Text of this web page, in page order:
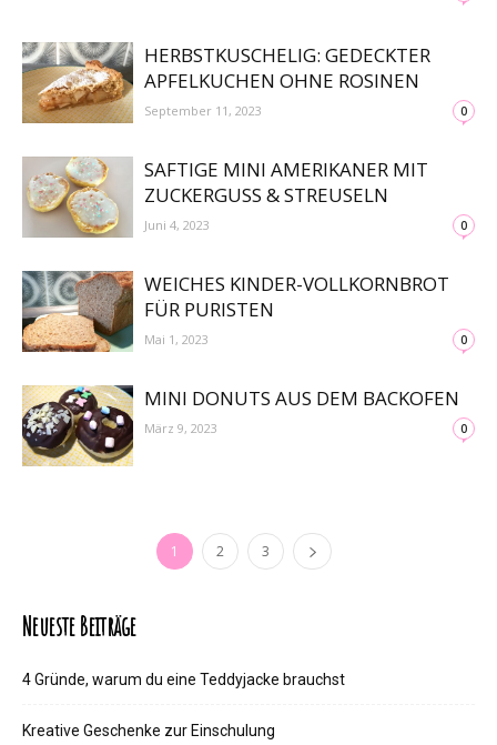
HERBSTKUSCHELIG: GEDECKTER
APFELKUCHEN OHNE ROSINEN
September 11, 2023 0
SAFTIGE MINI AMERIKANER MIT
ZUCKERGUSS & STREUSELN
Juni 4, 2023 0
WEICHES KINDER-VOLLKORNBROT
FÜR PURISTEN
Mai 1, 2023 0
MINI DONUTS AUS DEM BACKOFEN
März 9, 2023 0
1 2 3
Neueste Beiträge
4 Gründe, warum du eine Teddyjacke brauchst
Kreative Geschenke zur Einschulung